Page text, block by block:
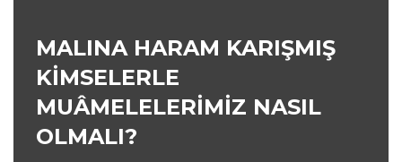
MALINA HARAM KARIŞMIŞ
KİMSELERLE
MUÂMELELERİMİZ NASIL
OLMALI?